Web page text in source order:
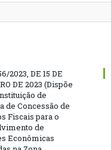
2023, DE 15 DE
DE 2023 (Dispõe
de
de Concessão de
Fiscais para o
de
Econômicas